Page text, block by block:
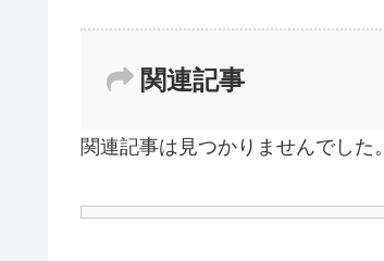
関連記事
関連記事は見つかりませんでした。